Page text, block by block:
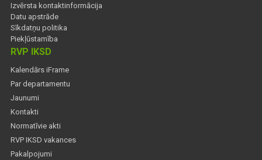
Izvērsta kontaktinformācija
Datu apstrāde
Sīkdatņu politika
Piekļūstamība
RVP IKSD
Kalendārs iFrame
Par departamentu
Jaunumi
Kontakti
Normatīvie akti
RVP IKSD vakances
Pakalpojumi